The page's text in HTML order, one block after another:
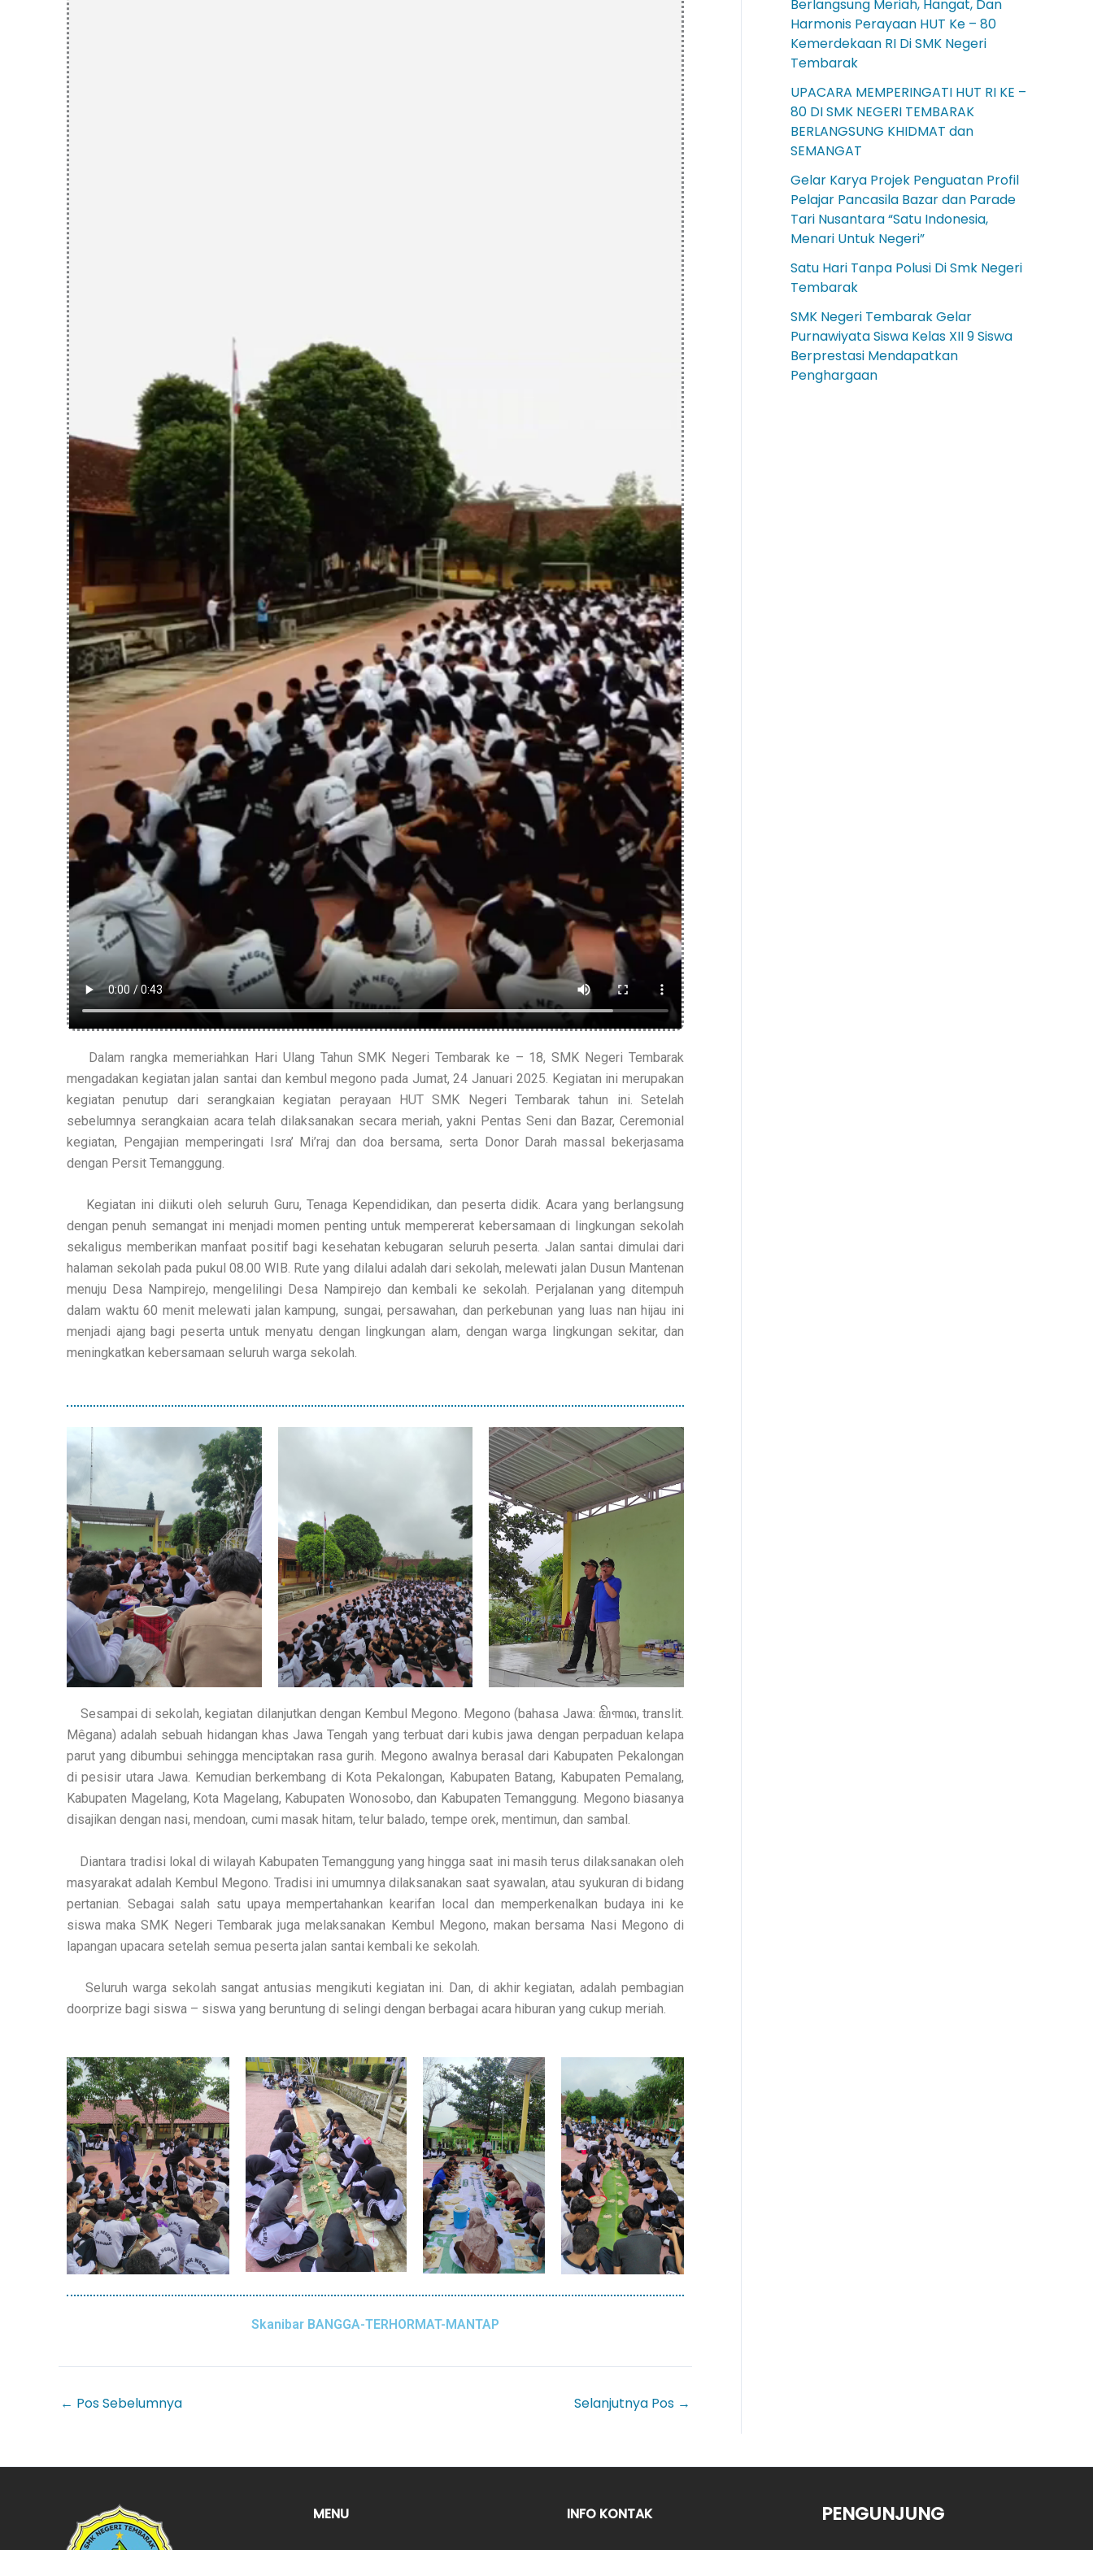
Dalam rangka memeriahkan Hari Ulang Tahun SMK Negeri Tembarak ke – 18, SMK Negeri Tembarak
mengadakan kegiatan jalan santai dan kembul megono pada Jumat, 24 Januari 2025. Kegiatan ini merupakan
kegiatan penutup dari serangkaian kegiatan perayaan HUT SMK Negeri Tembarak tahun ini. Setelah
sebelumnya serangkaian acara telah dilaksanakan secara meriah, yakni Pentas Seni dan Bazar, Ceremonial
kegiatan, Pengajian memperingati Isra’ Mi’raj dan doa bersama, serta Donor Darah massal bekerjasama
dengan Persit Temanggung.
Kegiatan ini diikuti oleh seluruh Guru, Tenaga Kependidikan, dan peserta didik. Acara yang berlangsung
dengan penuh semangat ini menjadi momen penting untuk mempererat kebersamaan di lingkungan sekolah
sekaligus memberikan manfaat positif bagi kesehatan kebugaran seluruh peserta. Jalan santai dimulai dari
halaman sekolah pada pukul 08.00 WIB. Rute yang dilalui adalah dari sekolah, melewati jalan Dusun Mantenan
menuju Desa Nampirejo, mengelilingi Desa Nampirejo dan kembali ke sekolah. Perjalanan yang ditempuh
dalam waktu 60 menit melewati jalan kampung, sungai, persawahan, dan perkebunan yang luas nan hijau ini
menjadi ajang bagi peserta untuk menyatu dengan lingkungan alam, dengan warga lingkungan sekitar, dan
meningkatkan kebersamaan seluruh warga sekolah.
Sesampai di sekolah, kegiatan dilanjutkan dengan Kembul Megono. Megono (bahasa Jawa: ꦩꦼꦒꦤ, translit.
Mêgana) adalah sebuah hidangan khas Jawa Tengah yang terbuat dari kubis jawa dengan perpaduan kelapa
parut yang dibumbui sehingga menciptakan rasa gurih. Megono awalnya berasal dari Kabupaten Pekalongan
di pesisir utara Jawa. Kemudian berkembang di Kota Pekalongan, Kabupaten Batang, Kabupaten Pemalang,
Kabupaten Magelang, Kota Magelang, Kabupaten Wonosobo, dan Kabupaten Temanggung. Megono biasanya
disajikan dengan nasi, mendoan, cumi masak hitam, telur balado, tempe orek, mentimun, dan sambal.
Diantara tradisi lokal di wilayah Kabupaten Temanggung yang hingga saat ini masih terus dilaksanakan oleh
masyarakat adalah Kembul Megono. Tradisi ini umumnya dilaksanakan saat syawalan, atau syukuran di bidang
pertanian. Sebagai salah satu upaya mempertahankan kearifan local dan memperkenalkan budaya ini ke
siswa maka SMK Negeri Tembarak juga melaksanakan Kembul Megono, makan bersama Nasi Megono di
lapangan upacara setelah semua peserta jalan santai kembali ke sekolah.
Seluruh warga sekolah sangat antusias mengikuti kegiatan ini. Dan, di akhir kegiatan, adalah pembagian
doorprize bagi siswa – siswa yang beruntung di selingi dengan berbagai acara hiburan yang cukup meriah.
Skanibar BANGGA-TERHORMAT-MANTAP
← Pos Sebelumnya Selanjutnya Pos →
Berlangsung Meriah, Hangat, Dan
Harmonis Perayaan HUT Ke – 80
Kemerdekaan RI Di SMK Negeri
Tembarak
UPACARA MEMPERINGATI HUT RI KE –
80 DI SMK NEGERI TEMBARAK
BERLANGSUNG KHIDMAT dan
SEMANGAT
Gelar Karya Projek Penguatan Profil
Pelajar Pancasila Bazar dan Parade
Tari Nusantara “Satu Indonesia,
Menari Untuk Negeri”
Satu Hari Tanpa Polusi Di Smk Negeri
Tembarak
SMK Negeri Tembarak Gelar
Purnawiyata Siswa Kelas XII 9 Siswa
Berprestasi Mendapatkan
Penghargaan
MENU INFO KONTAK PENGUNJUNG